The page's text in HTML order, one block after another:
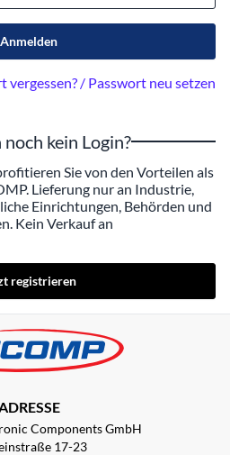
Anmelden
vergessen? / Passwort neu setzen
noch kein Login?
Sie von den Vorteilen als
Lieferung nur an Industrie,
Einrichtungen, Behörden und
Kein Verkauf an
registrieren
Components GmbH
17-23